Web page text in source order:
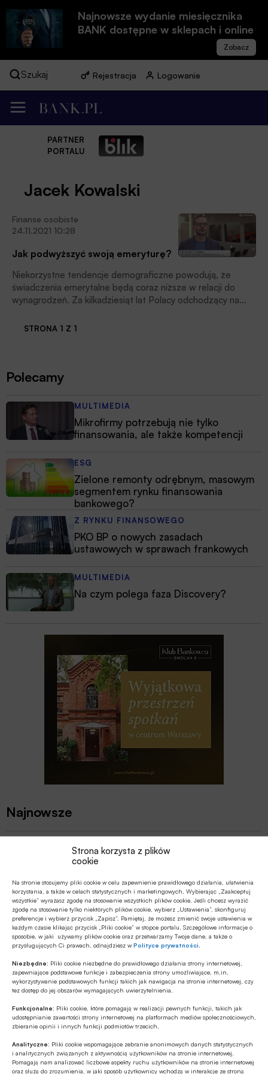
Strona korzysta z plików
cookie
Na stronie stosujemy pliki cookie w celu zapewnienie prawidłowego działania, ułatwienia
korzystania, a także w celach statystycznych i marketingowych. Wybierając „Zaakceptuj
wszystkie” wyrażasz zgodę na stosowanie wszystkich plików cookie. Jeśli chcesz wyrazić
zgodę na stosowanie tylko niektórych plików cookie, wybierz „Ustawienia”, skonfiguruj
preferencje i wybierz przycisk „Zapisz”. Pamiętaj, że możesz zmienić swoje ustawienia w
każdym czasie klikając przycisk „Pliki cookie” w stopce portalu. Szczegółowe informacje o
sposobie, w jaki używamy plików cookie oraz przetwarzamy Twoje dane, a także o
przysługujących Ci prawach, odnajdziesz wPolityce prywatności
Niezbędne: Pliki cookie niezbędne do prawidłowego działania strony internetowej,
zapewniające podstawowe funkcje i zabezpieczenia strony umożliwiające, m.in.
wykorzystywanie podstawowych funkcji takich jak nawigacja na stronie internetowej, czy
tez dostęp do jej obszarów wymagających uwierzytelnienia.
Funkcjonalne: Pliki cookie, które pomagają w realizacji pewnych funkcji, takich jak
udostępnianie zawartości strony internetowej na platformach mediów społecznościowych,
zbieranie opinii i innych funkcji podmiotów trzecich.
Analityczne: Pliki cookie wspomagające zebranie anonimowych danych statystycznych
i analitycznych związanych z aktywnością użytkowników na stronie internetowej.
Pomagają nam analizować liczbowe aspekty ruchu użytkowników na stronie internetowej
oraz służą do zrozumienia, w jaki sposób użytkownicy wchodzą w interakcje ze stroną
Najnowsze wydanie miesięcznika
BANK dostępne w sklepach i online
Szukaj Rejestracja Logowanie
PARTNER
PORTALU
Jacek Kowalski
Finanse osobiste
24.11.2021 10:28
Jak podwyższyć swoją emeryturę?
Niekorzystne tendencje demograficzne powodują, że
świadczenia emerytalne będą coraz niższe w relacji do
wynagrodzeń. Za kilkadziesiąt lat Polacy odchodzący na
– Już dzisiaj trzeba myśleć o tym, że sami powinniśmy
podkreśla dr Adam Czerniak, główny ekonomista Polityki
STRONA 1 Z 1
Polecamy
MULTIMEDIA
Mikrofirmy potrzebują nie tylko
finansowania, ale także kompetencji
ESG
Zielone remonty odrębnym, masowym
segmentem rynku finansowania
bankowego?
Z RYNKU FINANSOWEGO
PKO BP o nowych zasadach
ustawowych w sprawach frankowych
MULTIMEDIA
Na czym polega faza Discovery?
Najnowsze
Od kieszonkowego po płatności
z finansami
EDUKACJA FINANSOWA
Przedszkole to kluczowy etap – to
wtedy dzieci zapamiętują wiedzę
finansową łatwiej i szybciej
Jakie są zalety fazy Discovery?
Z RYNKU FINANSOWEGO
Branża leasingowa o inwestycjach w
polskiej gospodarce, programie SAFE i
polityce dual use
MULTIMEDIA